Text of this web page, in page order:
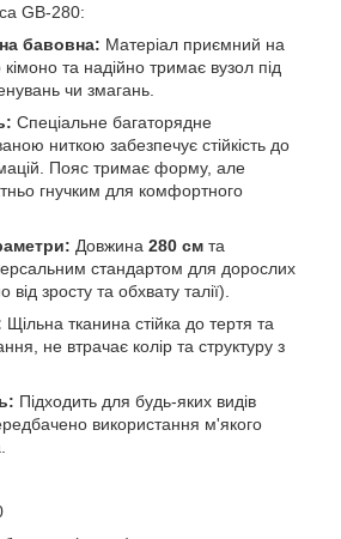
GB-280:
бавовна: Матеріал приємний на
та надійно тримає вузол під
чи змагань.
Спеціальне багаторядне
ниткою забезпечує стійкість до
Пояс тримає форму, але
гнучким для комфортного
Довжина 280 см та
стандартом для дорослих
від зросту та обхвату талії).
Щільна тканина стійка до тертя та
не втрачає колір та структуру з
Підходить для будь-яких видів
використання м'якого